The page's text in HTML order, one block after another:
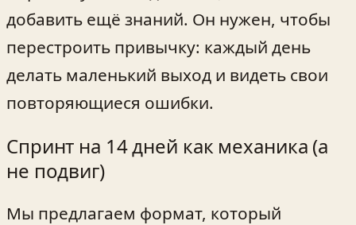
добавить ещё знаний. Он нужен, чтобы
перестроить привычку: каждый день
делать маленький выход и видеть свои
повторяющиеся ошибки.
Спринт на 14 дней как механика (а
не подвиг)
Мы предлагаем формат, который